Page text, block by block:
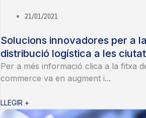
21/01/2021
Solucions innovadores per a
distribució logística a les
Per a més informació clica a la fitxa
commerce va en augment i...
LLEGIR +